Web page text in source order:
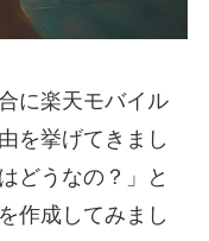
に楽天モバイル
を挙げてきまし
どうなの？」と
作成してみまし